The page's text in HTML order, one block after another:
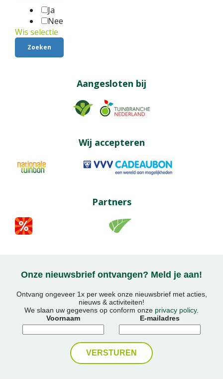
Ja
Nee
Wis selectie
Aangesloten bij
Wij accepteren
Partners
Onze nieuwsbrief ontvangen? Meld je aan!
Ontvang ongeveer 1x per week onze nieuwsbrief met acties,
nieuws & activiteiten!
We slaan uw gegevens op conform onze privacy policy.
Voornaam
E-mailadres